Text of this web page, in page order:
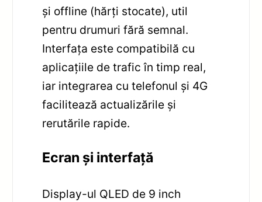
și offline (hărți stocate), util
pentru drumuri fără semnal.
Interfața este compatibilă cu
aplicațiile de trafic în timp real,
iar integrarea cu telefonul și 4G
facilitează actualizările și
rerutările rapide.
Ecran și interfață
Display-ul QLED de 9 inch